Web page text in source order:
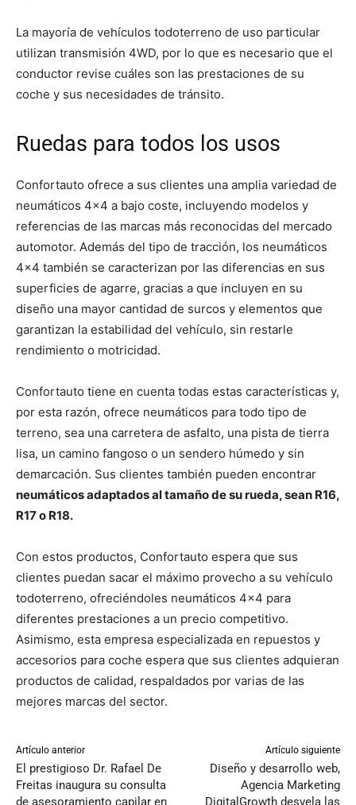
La mayoría de vehículos todoterreno de uso particular
utilizan transmisión 4WD, por lo que es necesario que el
conductor revise cuáles son las prestaciones de su
coche y sus necesidades de tránsito.
Ruedas para todos los usos
Confortauto ofrece a sus clientes una amplia variedad de
neumáticos 4×4 a bajo coste, incluyendo modelos y
referencias de las marcas más reconocidas del mercado
automotor. Además del tipo de tracción, los neumáticos
4×4 también se caracterizan por las diferencias en sus
superficies de agarre, gracias a que incluyen en su
diseño una mayor cantidad de surcos y elementos que
garantizan la estabilidad del vehículo, sin restarle
rendimiento o motricidad.
Confortauto tiene en cuenta todas estas características y,
por esta razón, ofrece neumáticos para todo tipo de
terreno, sea una carretera de asfalto, una pista de tierra
lisa, un camino fangoso o un sendero húmedo y sin
demarcación. Sus clientes también pueden encontrar
neumáticos adaptados al tamaño de su rueda, sean R16,
R17 o R18.
Con estos productos, Confortauto espera que sus
clientes puedan sacar el máximo provecho a su vehículo
todoterreno, ofreciéndoles neumáticos 4×4 para
diferentes prestaciones a un precio competitivo.
Asimismo, esta empresa especializada en repuestos y
accesorios para coche espera que sus clientes adquieran
productos de calidad, respaldados por varias de las
mejores marcas del sector.
Artículo anterior
El prestigioso Dr. Rafael De
Freitas inaugura su consulta
Artículo siguiente
Diseño y desarrollo web,
Agencia Marketing